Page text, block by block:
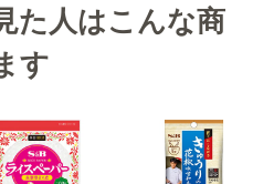
た人はこんな商
す